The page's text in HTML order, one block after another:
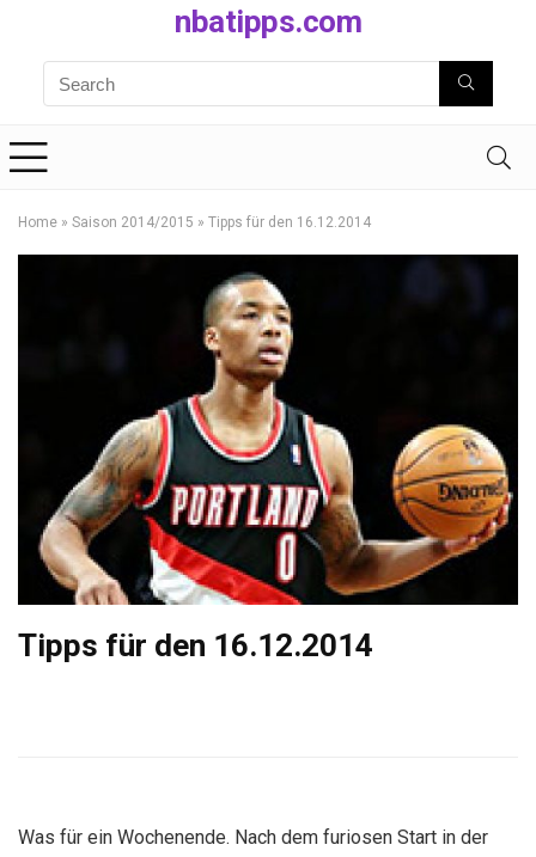
nbatipps.com
Home » Saison 2014/2015 » Tipps für den 16.12.2014
Tipps für den 16.12.2014
Was für ein Wochenende. Nach dem furiosen Start in der